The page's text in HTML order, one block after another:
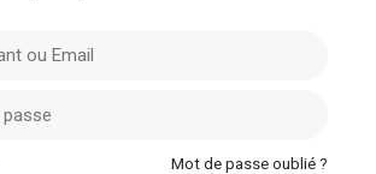
Mot de passe oublié ?